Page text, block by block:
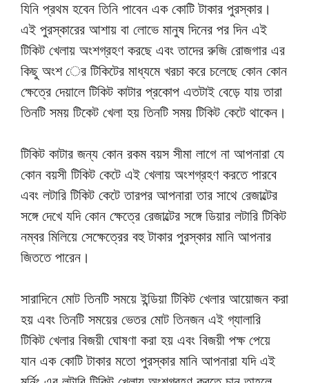
যিনি প্রথম হবেন তিনি পাবেন এক কোটি টাকার পুরস্কার।
এই পুরস্কারের আশায় বা লোভে মানুষ দিনের পর দিন এই
টিকিট খেলায় অংশগ্রহণ করছে এবং তাদের রুজি রোজগার এর
কিছু অংশ ের টিকিটের মাধ্যমে খরচা করে চলেছে কোন কোন
ক্ষেত্রে দেয়ালে টিকিট কাটার প্রকোপ এতটাই বেড়ে যায় তারা
তিনটি সময় টিকেট খেলা হয় তিনটি সময় টিকিট কেটে থাকেন।
টিকিট কাটার জন্য কোন রকম বয়স সীমা লাগে না আপনারা যে
কোন বয়সী টিকিট কেটে এই খেলায় অংশগ্রহণ করতে পারবে
এবং লটারি টিকিট কেটে তারপর আপনারা তার সাথে রেজাল্টের
সঙ্গে দেখে যদি কোন ক্ষেত্রে রেজাল্টের সঙ্গে ডিয়ার লটারি টিকিট
নম্বর মিলিয়ে সেক্ষেত্রের বহু টাকার পুরস্কার মানি আপনার
জিততে পারেন।
সারাদিনে মোট তিনটি সময়ে ইন্ডিয়া টিকিট খেলার আয়োজন করা
হয় এবং তিনটি সময়ের ভেতর মোট তিনজন এই গ্যালারি
টিকিট খেলার বিজয়ী ঘোষণা করা হয় এবং বিজয়ী পক্ষ পেয়ে
যান এক কোটি টাকার মতো পুরস্কার মানি আপনারা যদি এই